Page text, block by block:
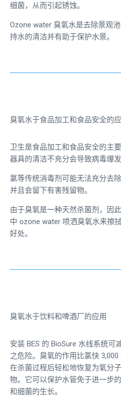
细菌，从而引起锈蚀。
Ozone water 臭氧水是去除景观
持水的清洁并有助于保护水景。
臭氧水于食品加工和食品安全的
卫生是食品加工和食品安全的主
器具的清洁不充分会导致病毒爆
氯等传统消毒剂可能无法充分去
并且会留下有害残留物。
由于臭氧是一种天然杀菌剂，因
中 ozone water 喷洒臭氧水来擦
好处。
臭氧水于饮料和啤酒厂的应用
安装 BES 的 BioSure 水线系统
之危险。臭氧的作用比氯快
在杀菌过程后轻松地恢复为氧分
物。它可以保护水管免于进一步
和细菌的生长。